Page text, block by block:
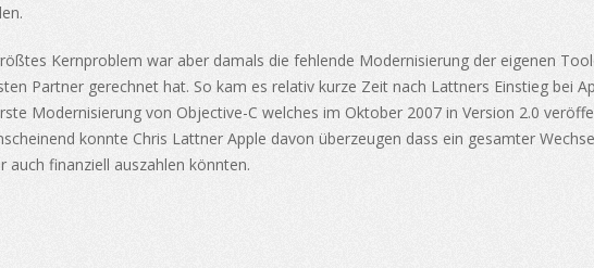
Kernproblem war aber damals die fehlende Modernisierung der eigenen
Partner gerechnet hat. So kam es relativ kurze Zeit nach Lattners Einstieg bei
Modernisierung von Objective-C welches im Oktober 2007 in Version 2.0
konnte Chris Lattner Apple davon überzeugen dass ein gesamter
finanziell auszahlen könnten.